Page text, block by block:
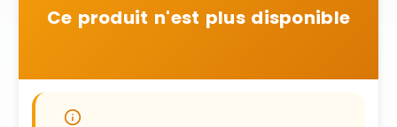
Ce produit n'est plus disponible